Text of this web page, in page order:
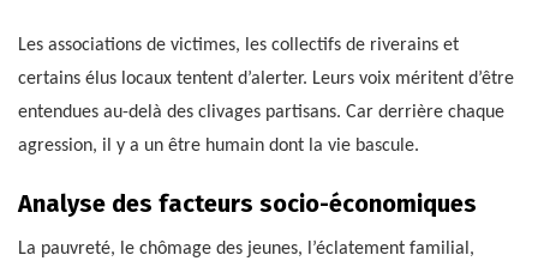
Les associations de victimes, les collectifs de riverains et
certains élus locaux tentent d’alerter. Leurs voix méritent d’être
entendues au-delà des clivages partisans. Car derrière chaque
agression, il y a un être humain dont la vie bascule.
Analyse des facteurs socio-économiques
La pauvreté, le chômage des jeunes, l’éclatement familial,